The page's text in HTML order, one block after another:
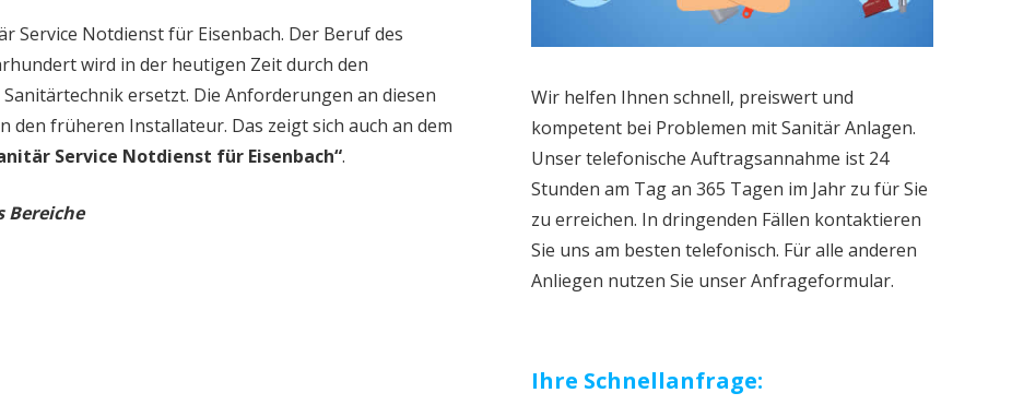
Service Notdienst für Eisenbach. Der Beruf des
wird in der heutigen Zeit durch den
ersetzt. Die Anforderungen an diesen
den früheren Installateur. Das zeigt sich auch an dem
Service Notdienst für Eisenbach“.
Bereiche
Wir helfen Ihnen schnell, preiswert und
kompetent bei Problemen mit Sanitär Anlagen.
Unser telefonische Auftragsannahme ist 24
Stunden am Tag an 365 Tagen im Jahr zu für Sie
zu erreichen. In dringenden Fällen kontaktieren
Sie uns am besten telefonisch. Für alle anderen
Anliegen nutzen Sie unser Anfrageformular.
Ihre Schnellanfrage: